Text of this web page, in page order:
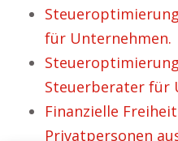
für Unternehmen.
Steuerberater für
Finanzielle
Privatpersonen